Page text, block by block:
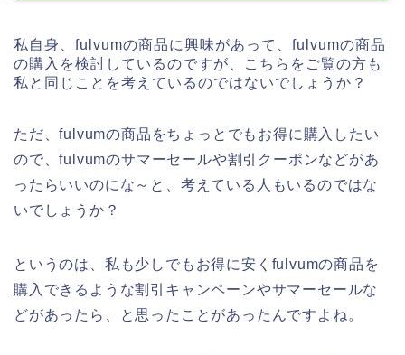
私自身、fulvumの商品に興味があって、fulvumの商品
の購入を検討しているのですが、こちらをご覧の方も
私と同じことを考えているのではないでしょうか？
ただ、fulvumの商品をちょっとでもお得に購入したい
ので、fulvumのサマーセールや割引クーポンなどがあ
ったらいいのにな～と、考えている人もいるのではな
いでしょうか？
というのは、私も少しでもお得に安くfulvumの商品を
購入できるような割引キャンペーンやサマーセールな
どがあったら、と思ったことがあったんですよね。